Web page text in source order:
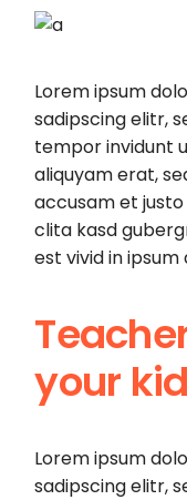
Lorem ipsum
sadipscing elitr,
tempor invidunt
aliquyam erat,
accusam et
clita kasd
est vivid in ipsum
your
Lorem ipsum
sadipscing elitr,